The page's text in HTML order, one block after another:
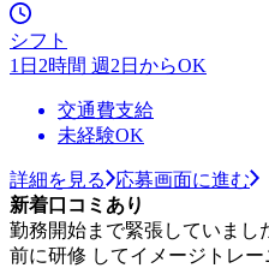
シフト
1日2時間 週2日からOK
交通費支給
未経験OK
詳細を見る
応募画面に進む
新着口コミあり
勤務開始まで緊張していまし
前に研修 してイメージトレ